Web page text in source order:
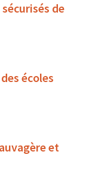
de
écoles
et